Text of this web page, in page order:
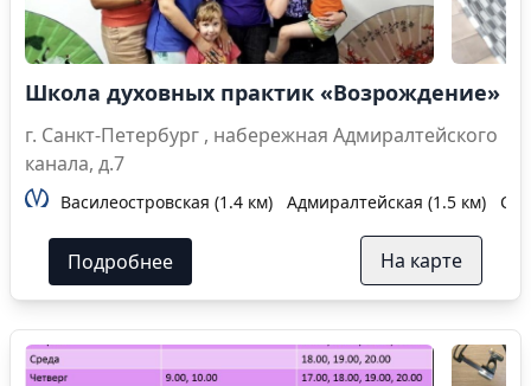
Школа духовных практик «Возрождение»
г. Санкт-Петербург , набережная Адмиралтейского
канала, д.7
Василеостровская (1.4 км) Адмиралтейская (1.5 км)
Подробнее На карте